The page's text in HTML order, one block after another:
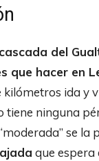
del
que hacer en
kilómetros ida y
tiene ninguna
se la
que espera